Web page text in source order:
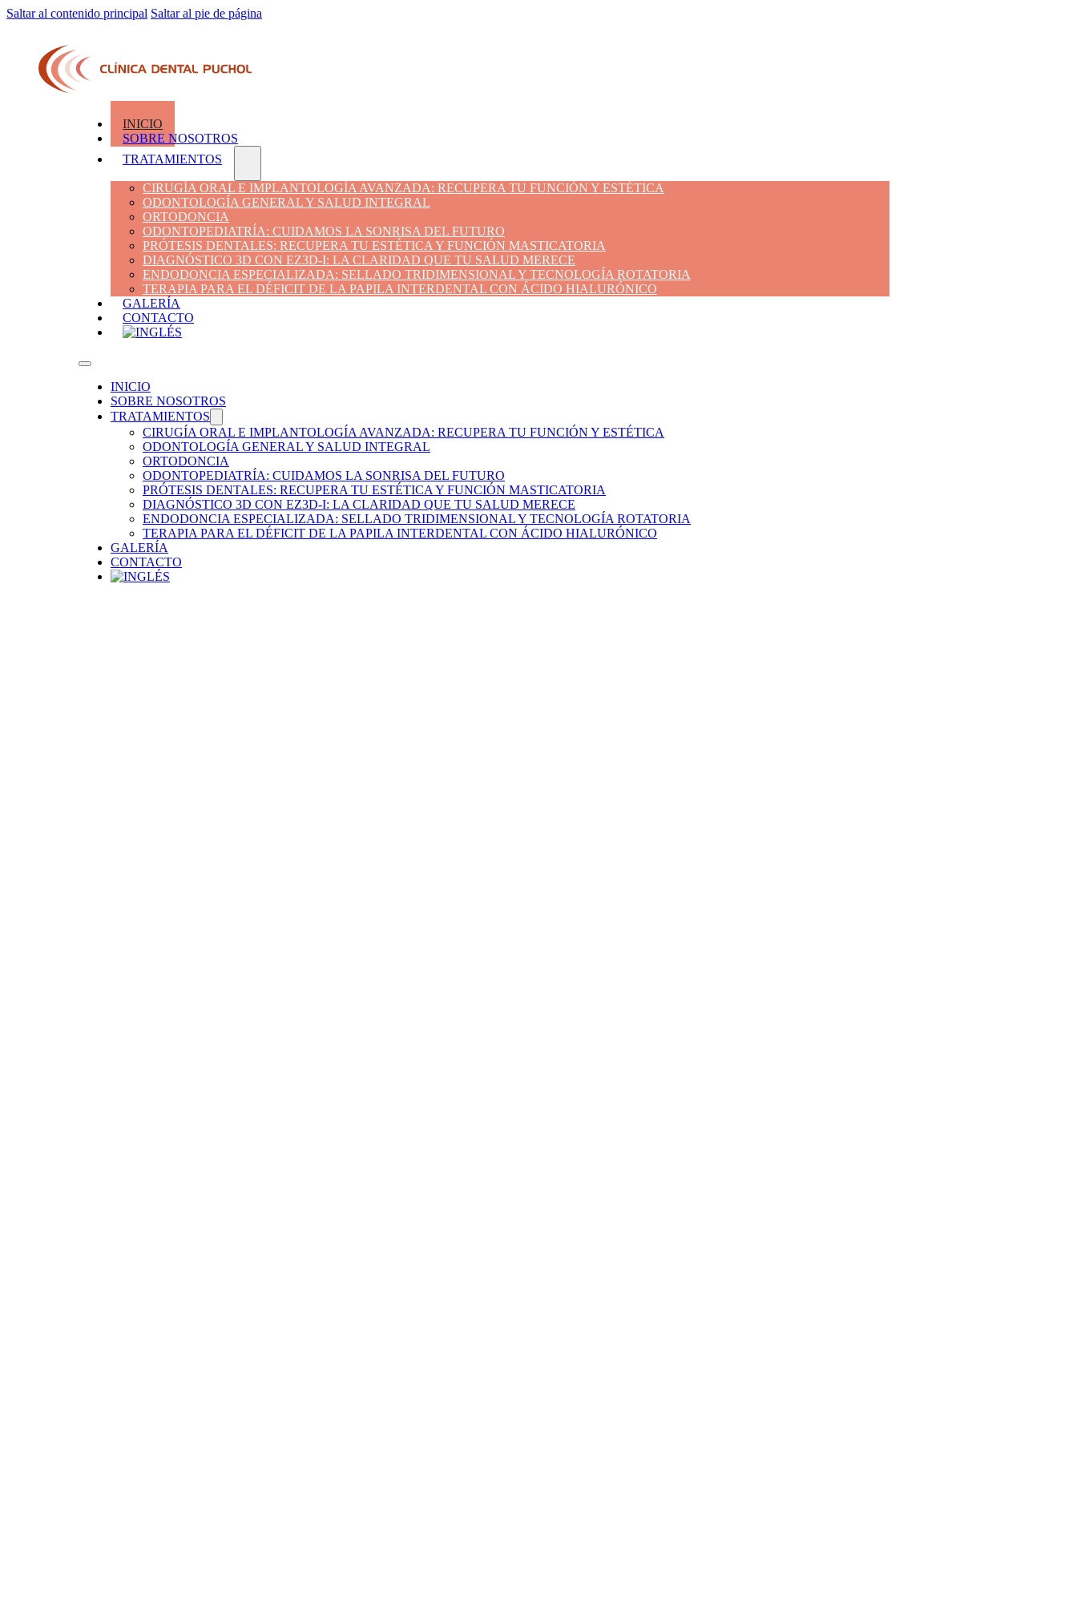
Saltar al contenido principal Saltar al pie de página
INICIO
SOBRE NOSOTROS
TRATAMIENTOS
CIRUGÍA ORAL E IMPLANTOLOGÍA AVANZADA: RECUPERA TU FUNCIÓN Y ESTÉTICA
ODONTOLOGÍA GENERAL Y SALUD INTEGRAL
ORTODONCIA
ODONTOPEDIATRÍA: CUIDAMOS LA SONRISA DEL FUTURO
PRÓTESIS DENTALES: RECUPERA TU ESTÉTICA Y FUNCIÓN MASTICATORIA
DIAGNÓSTICO 3D CON EZ3D-I: LA CLARIDAD QUE TU SALUD MERECE
ENDODONCIA ESPECIALIZADA: SELLADO TRIDIMENSIONAL Y TECNOLOGÍA ROTATORIA
TERAPIA PARA EL DÉFICIT DE LA PAPILA INTERDENTAL CON ÁCIDO HIALURÓNICO
GALERÍA
CONTACTO
INICIO
SOBRE NOSOTROS
TRATAMIENTOS
CIRUGÍA ORAL E IMPLANTOLOGÍA AVANZADA: RECUPERA TU FUNCIÓN Y ESTÉTICA
ODONTOLOGÍA GENERAL Y SALUD INTEGRAL
ORTODONCIA
ODONTOPEDIATRÍA: CUIDAMOS LA SONRISA DEL FUTURO
PRÓTESIS DENTALES: RECUPERA TU ESTÉTICA Y FUNCIÓN MASTICATORIA
DIAGNÓSTICO 3D CON EZ3D-I: LA CLARIDAD QUE TU SALUD MERECE
ENDODONCIA ESPECIALIZADA: SELLADO TRIDIMENSIONAL Y TECNOLOGÍA ROTATORIA
TERAPIA PARA EL DÉFICIT DE LA PAPILA INTERDENTAL CON ÁCIDO HIALURÓNICO
GALERÍA
CONTACTO